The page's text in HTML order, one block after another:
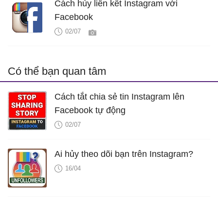
Cách hủy liên kết Instagram với
Facebook
02/07
Có thể bạn quan tâm
Cách tắt chia sẻ tin Instagram lên
Facebook tự động
02/07
Ai hủy theo dõi bạn trên Instagram?
16/04